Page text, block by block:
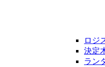
ロジ
決定
ラン